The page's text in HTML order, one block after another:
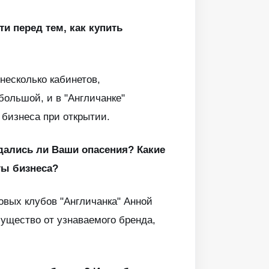
перед тем, как купить
кабинетов,
и в "Англичанке"
при открытии.
ли Ваши опасения? Какие
бизнеса?
клубов "Англичанка" Анной
от узнаваемого бренда,